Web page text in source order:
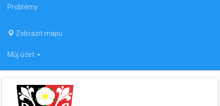
Problémy
Zobrazit mapu
Můj účet